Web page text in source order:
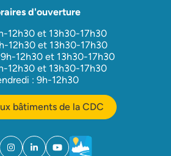
d'ouverture
12h30 et 13h30-17h30
12h30 et 13h30-17h30
12h30 et 13h30-17h30
12h30 et 13h30-17h30
: 9h-12h30
bâtiments de la CDC
dans un nouvel onglet)
Instagram
(ouverture dans un nouvel onglet)
Linkedin
(ouverture dans un nouvel onglet)
YouTube
(ouverture dans un nouvel
Météo
(ouverture dans un